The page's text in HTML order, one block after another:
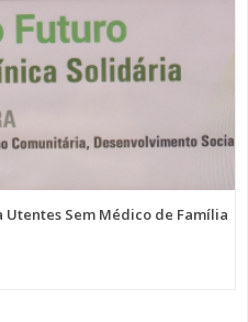
Utentes Sem Médico de Família